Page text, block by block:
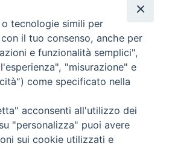
- Tutti i diritti riservati - Vita
tecnologie simili per
il tuo consenso, anche per
e funzionalità semplici",
"misurazione" e
come specificato nella
acconsenti all'utilizzo dei
"personalizza" puoi avere
sui cookie utilizzati e